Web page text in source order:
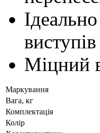
виступів
Міцний
Маркування
Вага, кг
Комплектація
Колір